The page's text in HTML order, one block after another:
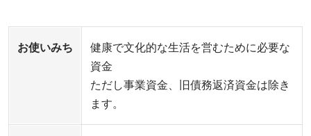
お使いみち
健康で文化的な生活を営むために必要な
資金
ただし事業資金、旧債務返済資金は除き
ます。